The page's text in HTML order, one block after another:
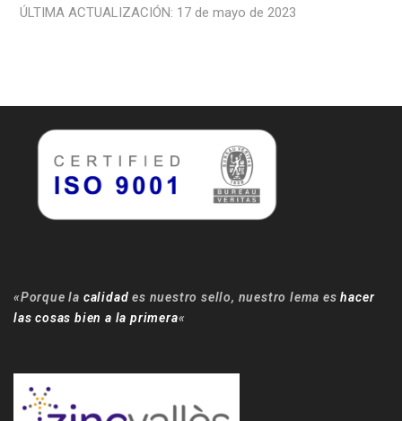
ÚLTIMA ACTUALIZACIÓN: 17 de mayo de 2023
«Porque la calidad es nuestro sello, nuestro lema eshacer
las cosas bien a la primera«